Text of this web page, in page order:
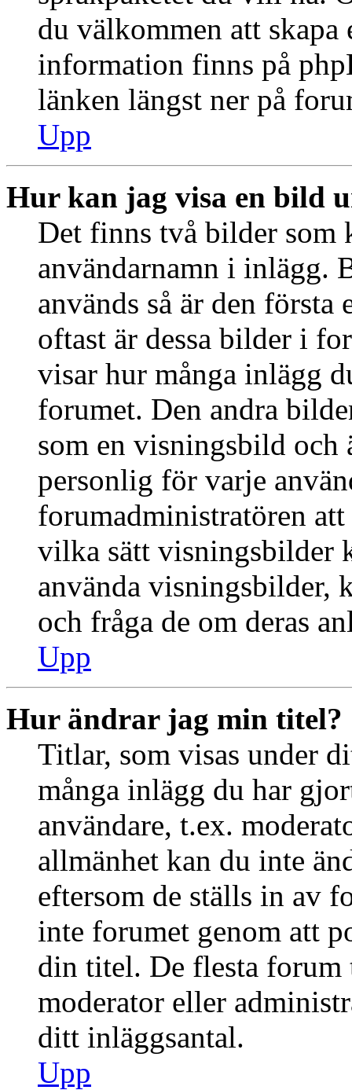
du välkommen att
information finns på
länken längst ner på
Upp
Hur kan jag visa en bild
Det finns två bilder som
användarnamn i inlägg.
används så är den
oftast är dessa bilder i
visar hur många inlägg
forumet. Den andra
som en visningsbild
personlig för varje
forumadministratören
vilka sätt visningsbilder
använda visningsbilder,
och fråga de om deras
Upp
Hur ändrar jag min titel?
Titlar, som visas under
många inlägg du har
användare, t.ex.
allmänhet kan du inte
eftersom de ställs in av
inte forumet genom att
din titel. De flesta forum
moderator eller
ditt inläggsantal.
Upp